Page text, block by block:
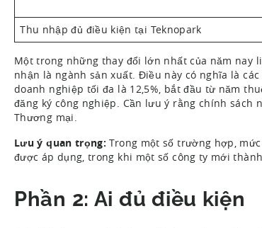
Thu nhập đủ điều kiện tại Teknopark
Một trong những thay đổi lớn nhất của năm nay
nhận là ngành sản xuất. Điều này có nghĩa là
doanh nghiệp tối đa là 12,5%, bắt đầu từ năm
đăng ký công nghiệp. Cần lưu ý rằng chính
Thương mại.
Lưu ý quan trọng:Trong một số trường hợp,
được áp dụng, trong khi một số công ty mới
Phần 2: Ai đủ điều kiện